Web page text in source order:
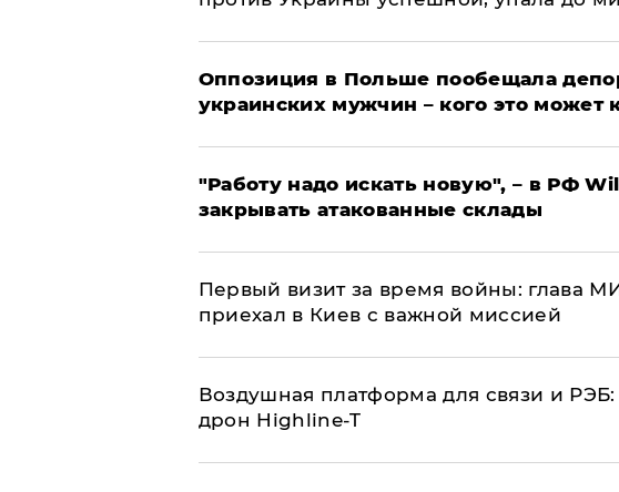
Оппозиция в Польше пообещала
украинских мужчин – кого это может
"Работу надо искать новую", – в РФ
закрывать атакованные склады
Первый визит за время войны: глава
приехал в Киев с важной миссией
Воздушная платформа для связи и
дрон Highline-T